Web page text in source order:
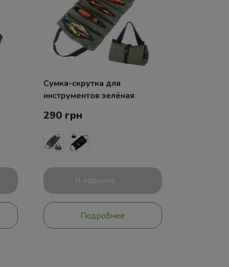
Сумка-скрутка для
инструментов зелёная
290 грн
В корзину
Подробнее